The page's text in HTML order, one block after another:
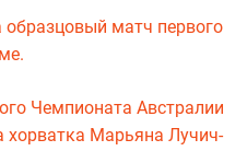
образцовый матч первого
Чемпионата Австралии
хорватка Марьяна Лучич-